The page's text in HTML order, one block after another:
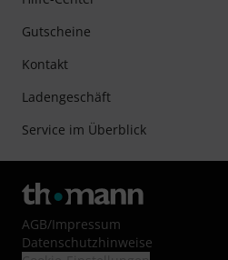
Gutscheine
Kontakt
Ladengeschäft
Service im Überblick
AGB/Impressum
Datenschutzhinweise